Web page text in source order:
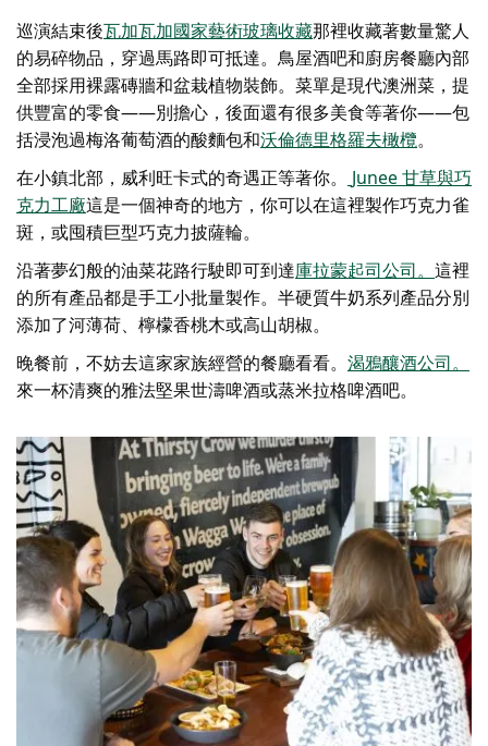
巡演結束後瓦加瓦加國家藝術玻璃收藏那裡收藏著數量驚人
的易碎物品，穿過馬路即可抵達。 鳥屋酒吧和廚房餐廳內部
全部採用裸露磚牆和盆栽植物裝飾。菜單是現代澳洲菜，提
供豐富的零食——別擔心，後面還有很多美食等著你——包
括浸泡過梅洛葡萄酒的酸麵包和沃倫德里格羅夫橄欖。
在小鎮北部，威利旺卡式的奇遇正等著你。
Junee 甘草與巧
克力工廠這是一個神奇的地方，你可以在這裡製作巧克力雀
斑，或囤積巨型巧克力披薩輪。
沿著夢幻般的油菜花路行駛即可到達庫拉蒙起司公司。 這裡
的所有產品都是手工小批量製作。半硬質牛奶系列產品分別
添加了河薄荷、檸檬香桃木或高山胡椒。
晚餐前，不妨去這家家族經營的餐廳看看。 渴鴉釀酒公司。
來一杯清爽的雅法堅果世濤啤酒或蒸米拉格啤酒吧。